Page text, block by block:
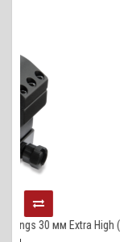
High (X High)